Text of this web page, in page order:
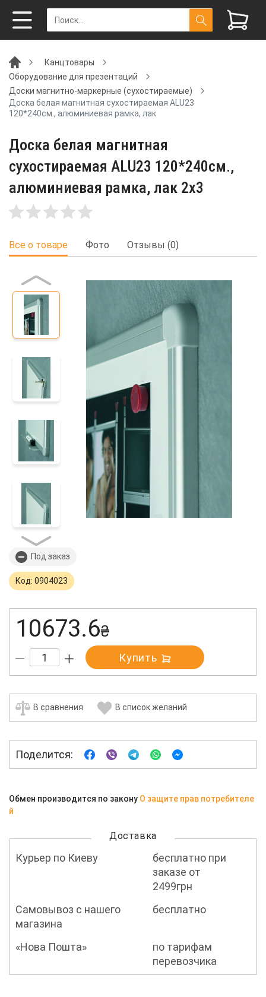
Канцтовары
Оборудование для презентаций
Доски магнитно-маркерные (сухостираемые)
Доска белая магнитная сухостираемая ALU23
120*240см., алюминиевая рамка, лак
Доска белая магнитная
сухостираемая ALU23 120*240см.,
алюминиевая рамка, лак 2x3
Все о товаре Фото Отзывы (0)
Под заказ
Код: 0904023
10673.6₴
Купить
В сравнения В список желаний
Поделится:
Обмен производится по закону О защите прав потребителе
й
Доставка
Курьер по Киеву
бесплатно при
заказе от
2499грн
Самовывоз с нашего
магазина
бесплатно
«Нова Пошта»
по тарифам
перевозчика